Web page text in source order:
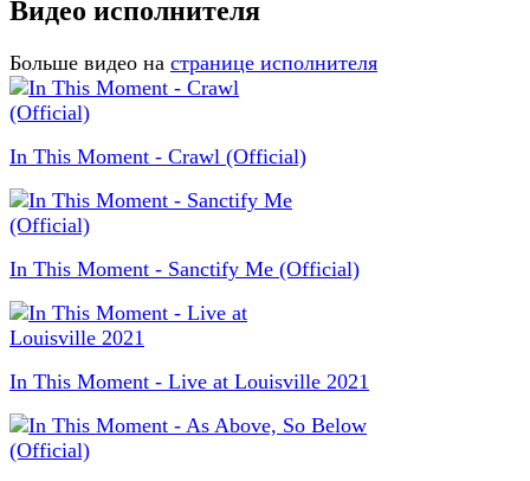
Видео исполнителя
Больше видео на странице исполнителя
In This Moment - Crawl (Official)
In This Moment - Sanctify Me (Official)
In This Moment - Live at Louisville 2021